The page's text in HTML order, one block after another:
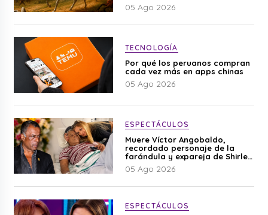
05 Ago 2026
TECNOLOGÍA
Por qué los peruanos compran
cada vez más en apps chinas
05 Ago 2026
ESPECTÁCULOS
Muere Víctor Angobaldo,
recordado personaje de la
farándula y expareja de Shirley
Cherres
05 Ago 2026
ESPECTÁCULOS